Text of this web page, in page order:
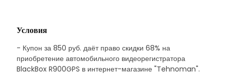
Условия
- Купон за 850 руб. даёт право скидки 68% на
приобретение автомобильного видеорегистратора
BlackBox R900GPS в интернет-магазине "Tehnoman".